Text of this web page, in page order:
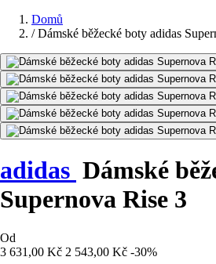
Domů
/ Dámské běžecké boty adidas
adidas Dámské
Supernova Rise 3
Od
3 631,00 Kč 2 543,00 Kč -30%